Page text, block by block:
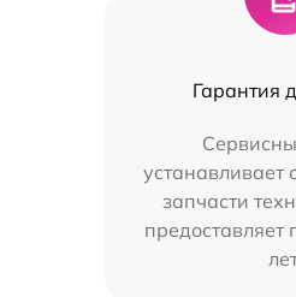
Гарантия
устанавливает
запчасти
предоставляет